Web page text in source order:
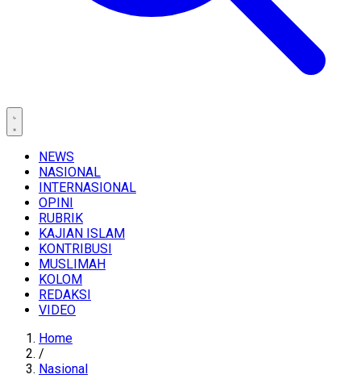
NEWS
NASIONAL
INTERNASIONAL
OPINI
RUBRIK
KAJIAN ISLAM
KONTRIBUSI
MUSLIMAH
KOLOM
REDAKSI
VIDEO
Home
/
Nasional